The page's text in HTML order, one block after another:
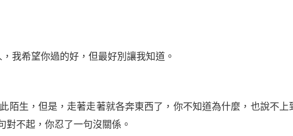
希望你過的好，但最好別讓我知道。
生，但是，走著走著就各奔東西了，你不知道為什麼，也說不上
對不起，你忍了一句沒關係。